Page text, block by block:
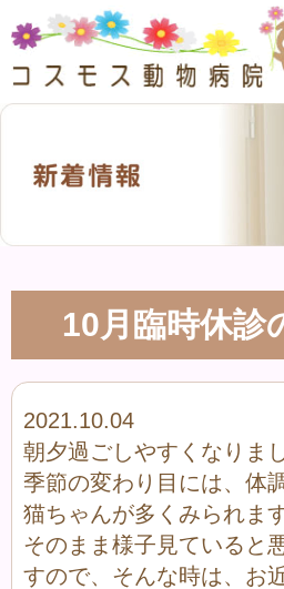
10月臨時休診
2021.10.04
朝夕過ごしやすくなりまし
季節の変わり目には、体
猫ちゃんが多くみられます
そのまま様子見ていると
すので、そんな時は、お